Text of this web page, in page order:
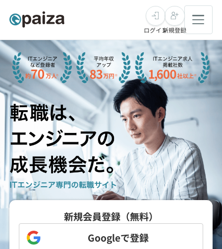
転職・キャリア
求人検索
インタビュー
転職成功ガイド
転職エージェント
未経験転職
求人検索
インタビュー
転職成功ガイド
新卒就活
求人検索
本選考
インターン
新卒エージェント
学習
講座一覧
問題集
4択課題
スキルチェック
プログラミング言語
SQL
ゲーム・マンガ
メディア
ログイン新規登録
新規会員登録（無料）
Googleで登録